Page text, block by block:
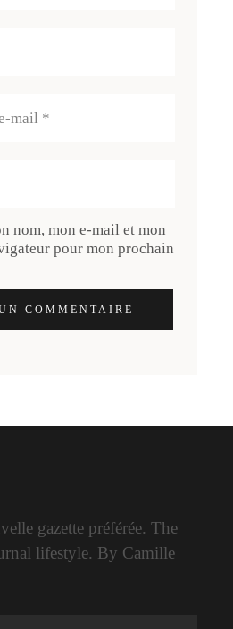
nom, mon e-mail et mon
pour mon prochain
COMMENTAIRE
gazette préférée. The
lifestyle. By Camille